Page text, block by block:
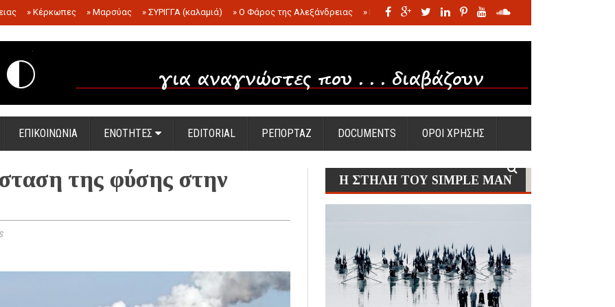
» Κέρκωπες » Μαρσύας » ΣΥΡΙΓΓΑ (καλαμιά) » Ο Φάρος της Αλεξάνδρειας » Η σφαγή των νηπίων της Σάντας
.
ΕΠΙΚΟΙΝΩΝΙΑ ΕΝΟΤΗΤΕΣ EDITORIAL ΡΕΠΟΡΤΑΖ DOCUMENTS ΟΡΟΙ ΧΡΗΣΗΣ
της φύσης στην
Η ΣΤΗΛΗ ΤΟΥ SIMPLE MAN